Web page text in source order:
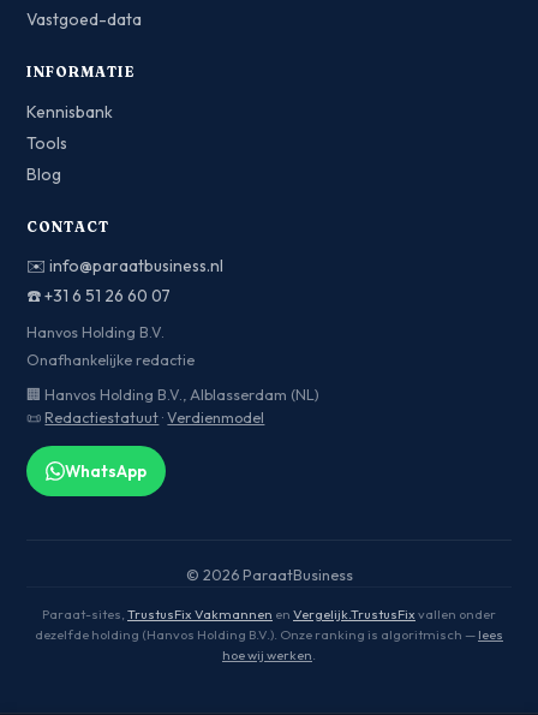
Vastgoed-data
INFORMATIE
Kennisbank
Tools
Blog
CONTACT
✉️info@paraatbusiness.nl
☎️+31 6 51 26 60 07
Hanvos Holding B.V.
Onafhankelijke redactie
🏢 Hanvos Holding B.V., Alblasserdam (NL)
📜 Redactiestatuut ·Verdienmodel
WhatsApp
© 2026 ParaatBusiness
Paraat-sites, TrustusFix Vakmannen en Vergelijk.TrustusFix vallen onder
dezelfde holding (Hanvos Holding B.V.). Onze ranking is algoritmisch — lees
hoe wij werken.